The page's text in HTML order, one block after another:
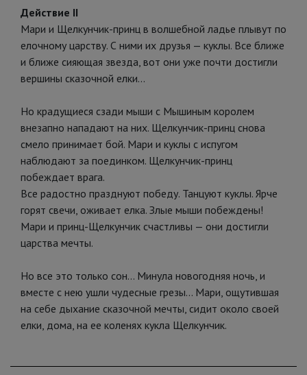
Действие II
Мари и Щелкунчик-принц в волшебной ладье плывут по
елочному царству. С ними их друзья — куклы. Все ближе
и ближе сияющая звезда, вот они уже почти достигли
вершины сказочной елки...
Но крадущиеся сзади мыши с Мышиным королем
внезапно нападают на них. Щелкунчик-принц снова
смело принимает бой. Мари и куклы с испугом
наблюдают за поединком. Щелкунчик-принц
побеждает врага.
Все радостно празднуют победу. Танцуют куклы. Ярче
горят свечи, оживает елка. Злые мыши побеждены!
Мари и принц-Щелкунчик счастливы — они достигли
царства мечты.
Но все это только сон... Минула новогодняя ночь, и
вместе с нею ушли чудесные грезы... Мари, ощутившая
на себе дыхание сказочной мечты, сидит около своей
елки, дома, на ее коленях кукла Щелкунчик.